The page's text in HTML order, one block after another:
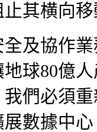
其横向
及協作
球80億
們必須
數據中